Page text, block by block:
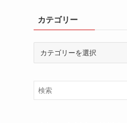
カテゴリー
リ
ー